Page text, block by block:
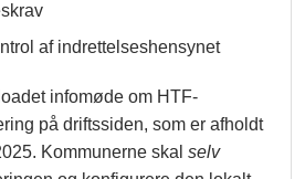
af indrettelseshensynet
infomøde om HTF-
på driftssiden, som er afholdt
Kommunerne skal selv